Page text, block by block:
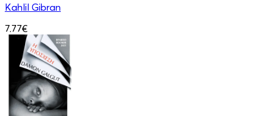
Kahlil Gibran
7.77€